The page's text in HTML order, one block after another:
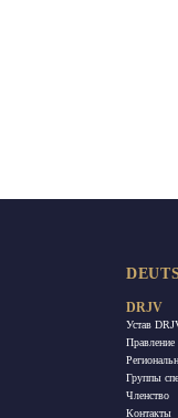
DRJV
Устав
Правление
Группы
Членство
Контакты